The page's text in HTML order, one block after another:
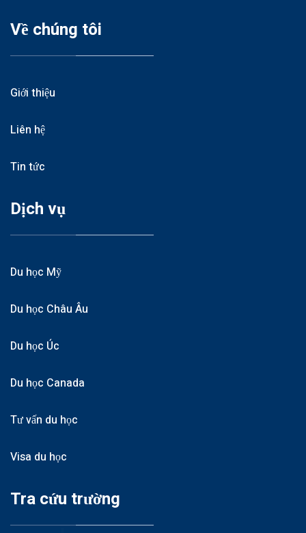
Về chúng tôi
Giới thiệu
Liên hệ
Tin tức
Dịch vụ
Du học Mỹ
Du học Châu Âu
Du học Úc
Du học Canada
Tư vấn du học
Visa du học
Tra cứu trường